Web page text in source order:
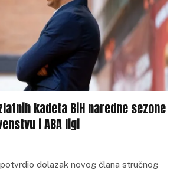
kadeta BiH naredne sezone
i ABA ligi
dolazak novog člana stručnog